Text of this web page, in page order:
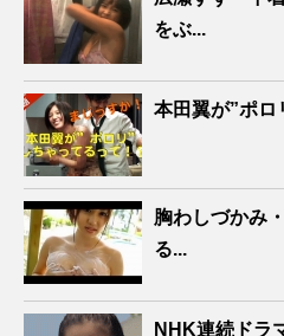
をぶ...
本田翼が”ポロ
胸わしづかみ
る...
NHK連続ドラ